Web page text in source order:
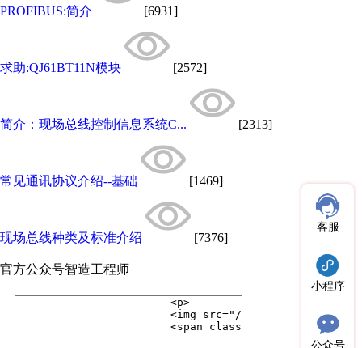
PROFIBUS:简介 [6931]
求助:QJ61BT11N模块 [2572]
简介：现场总线控制信息系统C... [2313]
常见通讯协议介绍--基础 [1469]
现场总线种类及标准介绍 [7376]
官方公众号智造工程师
客服
小程序
公众号